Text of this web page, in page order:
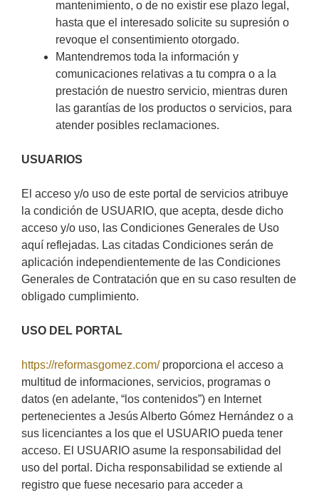
mantenimiento, o de no existir ese plazo legal,
hasta que el interesado solicite su supresión o
revoque el consentimiento otorgado.
Mantendremos toda la información y
comunicaciones relativas a tu compra o a la
prestación de nuestro servicio, mientras duren
las garantías de los productos o servicios, para
atender posibles reclamaciones.
USUARIOS
El acceso y/o uso de este portal de servicios atribuye
la condición de USUARIO, que acepta, desde dicho
acceso y/o uso, las Condiciones Generales de Uso
aquí reflejadas. Las citadas Condiciones serán de
aplicación independientemente de las Condiciones
Generales de Contratación que en su caso resulten de
obligado cumplimiento.
USO DEL PORTAL
https://reformasgomez.com/proporciona el acceso a
multitud de informaciones, servicios, programas o
datos (en adelante, “los contenidos”) en Internet
pertenecientes a Jesús Alberto Gómez Hernández o a
sus licenciantes a los que el USUARIO pueda tener
acceso. El USUARIO asume la responsabilidad del
uso del portal. Dicha responsabilidad se extiende al
registro que fuese necesario para acceder a